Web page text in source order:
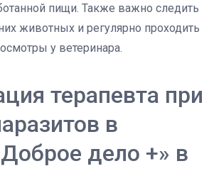
пищи. Также важно следить
животных и регулярно проходить
у ветеринара.
терапевта при
в
дело +» в